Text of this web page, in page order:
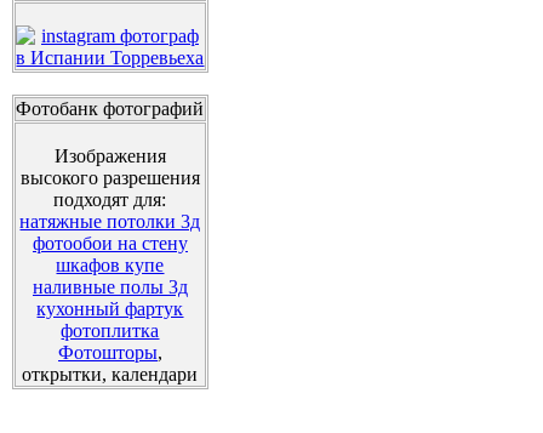
Фотобанк фотографий
Изображения
высокого разрешения
подходят для:
натяжные потолки 3д
фотообои на стену
шкафов купе
наливные полы 3д
кухонный фартук
фотоплитка
Фотошторы,
открытки, календари